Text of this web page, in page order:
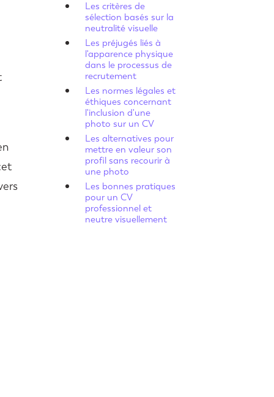
Les critères de
sélection basés sur la
neutralité visuelle
Les préjugés liés à
l'apparence physique
dans le processus de
recrutement
Les normes légales et
éthiques concernant
l'inclusion d'une
photo sur un CV
Les alternatives pour
mettre en valeur son
profil sans recourir à
une photo
Les bonnes pratiques
pour un CV
professionnel et
neutre visuellement